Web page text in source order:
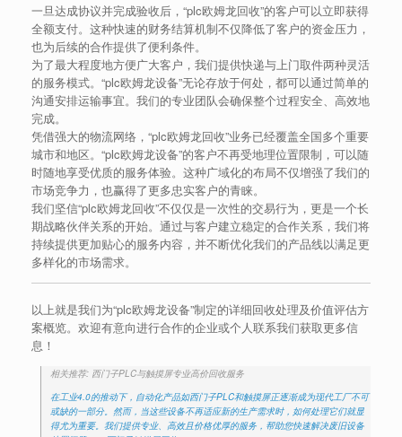
一旦达成协议并完成验收后，“plc欧姆龙回收”的客户可以立即获得
全额支付。这种快速的财务结算机制不仅降低了客户的资金压力，
也为后续的合作提供了便利条件。
为了最大程度地方便广大客户，我们提供快递与上门取件两种灵活
的服务模式。“plc欧姆龙设备”无论存放于何处，都可以通过简单的
沟通安排运输事宜。我们的专业团队会确保整个过程安全、高效地
完成。
凭借强大的物流网络，“plc欧姆龙回收”业务已经覆盖全国多个重要
城市和地区。“plc欧姆龙设备”的客户不再受地理位置限制，可以随
时随地享受优质的服务体验。这种广域化的布局不仅增强了我们的
市场竞争力，也赢得了更多忠实客户的青睐。
我们坚信“plc欧姆龙回收”不仅仅是一次性的交易行为，更是一个长
期战略伙伴关系的开始。通过与客户建立稳定的合作关系，我们将
持续提供更加贴心的服务内容，并不断优化我们的产品线以满足更
多样化的市场需求。
以上就是我们为“plc欧姆龙设备”制定的详细回收处理及价值评估方
案概览。欢迎有意向进行合作的企业或个人联系我们获取更多信
息！
相关推荐: 西门子PLC与触摸屏专业高价回收服务
在工业4.0的推动下，自动化产品如西门子PLC和触摸屏正逐渐成为现代工厂不可
或缺的一部分。然而，当这些设备不再适应新的生产需求时，如何处理它们就显
得尤为重要。我们提供专业、高效且价格优厚的服务，帮助您快速解决废旧设备